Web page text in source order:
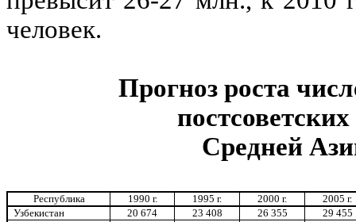
человек.
Прогноз роста
Средней
Республика 1990 г. 1995 г. 2000 г.
2005 г.
Узбекистан
20 674 23 408 26 355
29 455